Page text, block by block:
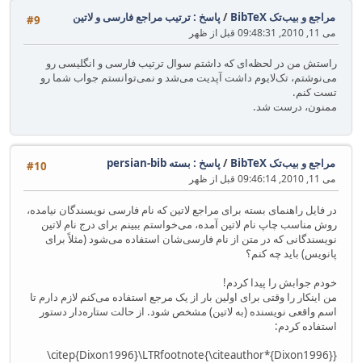
#9 مراجع و بیب‌تک BibTeX / پاسخ : ترتیب مراجع فارسی و لاتین
می 11, 2010, 09:48:31 قبل از ظهر
راستش من در لحظه‌ای که داشتم سوال ترتیب فارسی و انگلیسی رو
می‌نوشتم، تک‌لایوم داشت آپدیت می‌شد و نمی‌توانستم جواب شما رو
تست کنم.
ممنون، درست شد.
#10 مراجع و بیب‌تک BibTeX / پاسخ : بسته persian-bib
می 11, 2010, 09:46:14 قبل از ظهر
در فایل راهنمای بسته برای مراجع لاتین که نام فارسی نویسندگان نیامده،
روش مناسب چاپ نام لاتین آمده، می‌خواستم ببینم برای درج نام لاتین
نویسندگانی که در متن از نام فارسی‌شان استفاده می‌شود (مثلاً برای
پانویس) باید چه کنم؟
خودم جوابش را پیدا کردم!
من اینکار را وقتی برای اولین بار از یک مرجع استفاده می‌کنم لازم دارم تا
اسم واقعی نویسنده (به لاتین) مشخص شود. از حالت ستاره‌دار دستور
استفاده کردم:
\citep{Dixon1996}\LTRfootnote{\citeauthor*{Dixon1996}}